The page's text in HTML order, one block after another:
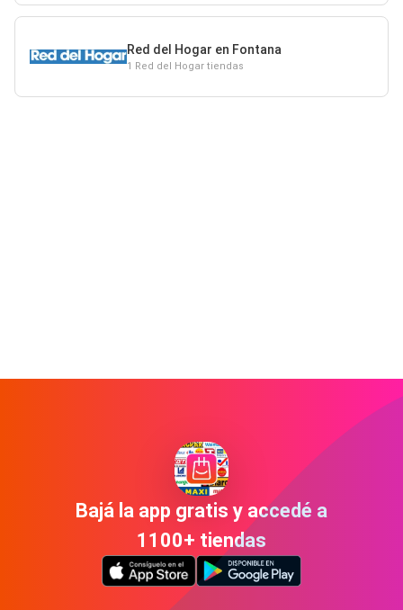
Red del Hogar en Fontana
1 Red del Hogar tiendas
Bajá la app gratis y accedé a
1100+ tiendas